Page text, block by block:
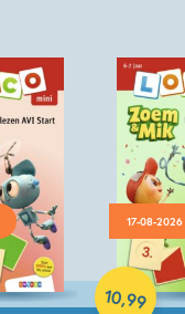
17-08-2026
10,99
Paperback